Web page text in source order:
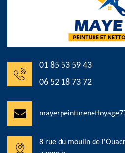
01 85 53 59 43
06 52 18 73 72
8 rue du moulin de